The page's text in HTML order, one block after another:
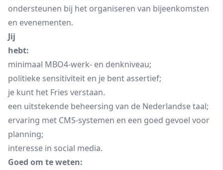
ondersteunen bij het organiseren van bijeenkomsten
en evenementen.
Jij
minimaal MBO4-werk- en denkniveau;
politieke sensitiviteit en je bent assertief;
je kunt het Fries verstaan.
een uitstekende beheersing van de Nederlandse taal;
ervaring met CMS-systemen en een goed gevoel voor
planning;
interesse in social media.
Goed om te weten: